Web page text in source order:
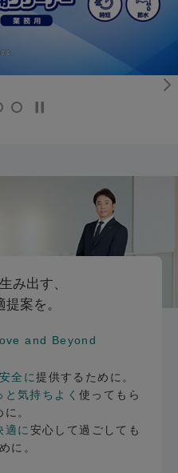
み出す、
案を。
and Beyond
全に提供するために。
と気持ちよく使ってもら
に。
適に安心して過ごしても
に。